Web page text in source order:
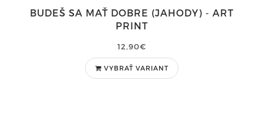
BUDEŠ SA MAŤ DOBRE (JAHODY) - ART
PRINT
12,90€
VYBRAŤ VARIANT